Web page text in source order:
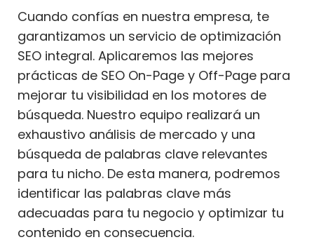
Cuando confías en nuestra empresa, te
garantizamos un servicio de optimización
SEO integral. Aplicaremos las mejores
prácticas de SEO On-Page y Off-Page para
mejorar tu visibilidad en los motores de
búsqueda. Nuestro equipo realizará un
exhaustivo análisis de mercado y una
búsqueda de palabras clave relevantes
para tu nicho. De esta manera, podremos
identificar las palabras clave más
adecuadas para tu negocio y optimizar tu
contenido en consecuencia.